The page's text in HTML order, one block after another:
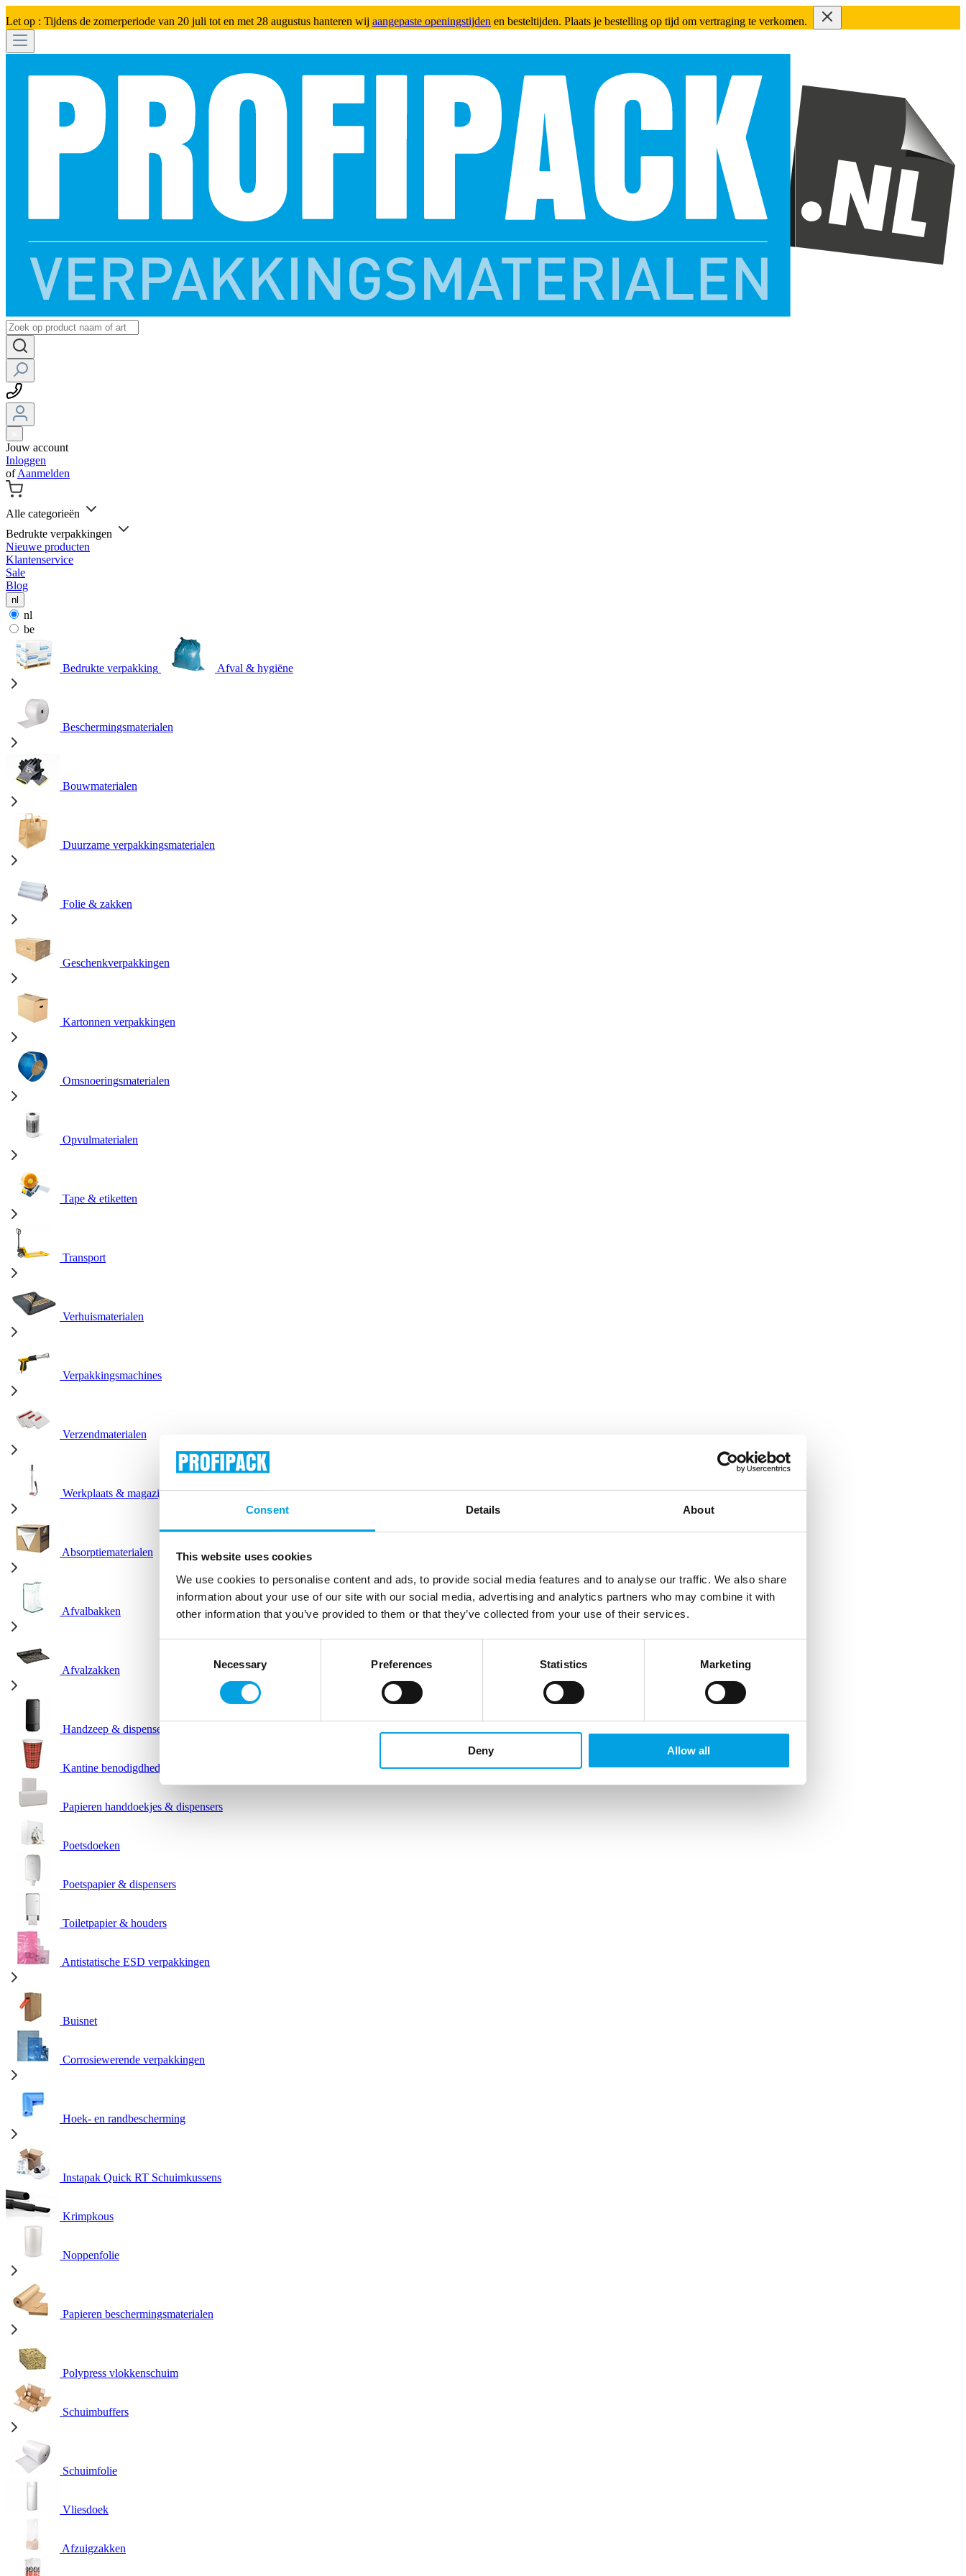
Consent Details About
This website uses cookies
We use cookies to personalise content and ads, to provide social media features and to analyse our traffic. We also share
information about your use of our site with our social media, advertising and analytics partners who may combine it with
other information that you’ve provided to them or that they’ve collected from your use of their services.
Necessary Preferences Statistics Marketing
Deny Allow all
Let op : Tijdens de zomerperiode van 20 juli tot en met 28 augustus hanteren wij aangepaste openingstijden en besteltijden. Plaats je bestelling op tijd om vertraging te verkomen.
Jouw account
Inloggen
ofAanmelden
Alle categorieën
Bedrukte verpakkingen
Nieuwe producten
Klantenservice
Sale
Blog
nl
nl
be
Bedrukte verpakking Afval & hygiëne
Beschermingsmaterialen
Bouwmaterialen
Duurzame verpakkingsmaterialen
Folie & zakken
Geschenkverpakkingen
Kartonnen verpakkingen
Omsnoeringsmaterialen
Opvulmaterialen
Tape & etiketten
Transport
Verhuismaterialen
Verpakkingsmachines
Verzendmaterialen
Werkplaats & magazijn
Absorptiematerialen
Afvalbakken
Afvalzakken
Handzeep & dispensers
Kantine benodigdheden
Papieren handdoekjes & dispensers
Poetsdoeken
Poetspapier & dispensers
Toiletpapier & houders
Antistatische ESD verpakkingen
Buisnet
Corrosiewerende verpakkingen
Hoek- en randbescherming
Instapak Quick RT Schuimkussens
Krimpkous
Noppenfolie
Papieren beschermingsmaterialen
Polypress vlokkenschuim
Schuimbuffers
Schuimfolie
Vliesdoek
Afzuigzakken